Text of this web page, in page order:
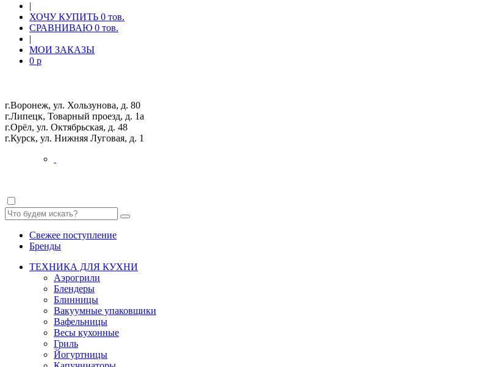
|
ХОЧУ КУПИТЬ 0 тов.
СРАВНИВАЮ 0 тов.
|
МОИ ЗАКАЗЫ
0 p
г.Воронеж, ул. Хользунова, д. 80
г.Липецк, Товарный проезд, д. 1а
г.Орёл, ул. Октябрьская, д. 48
г.Курск, ул. Нижняя Луговая, д. 1
Свежее поступление
Бренды
ТЕХНИКА ДЛЯ КУХНИ
Аэрогрили
Блендеры
Блинницы
Вакуумные упаковщики
Вафельницы
Весы кухонные
Гриль
Йогуртницы